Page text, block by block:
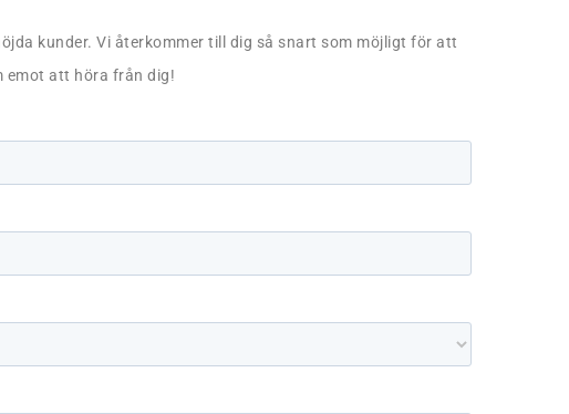
kunder. Vi återkommer till dig så snart som möjligt för att
emot att höra från dig!